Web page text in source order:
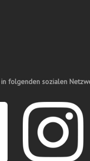
in folgenden sozialen